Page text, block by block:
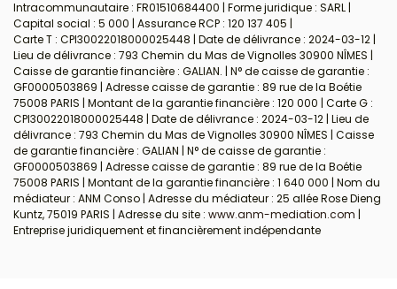
Intracommunautaire : FR01510684400 | Forme juridique : SARL |
Capital social : 5 000 | Assurance RCP : 120 137 405 |
Carte T : CPI30022018000025448 | Date de délivrance : 2024-03-12 |
Lieu de délivrance : 793 Chemin du Mas de Vignolles 30900 NÎMES |
Caisse de garantie financière : GALIAN. | N° de caisse de garantie :
GF0000503869 | Adresse caisse de garantie : 89 rue de la Boétie
75008 PARIS | Montant de la garantie financière : 120 000 | Carte G :
CPI30022018000025448 | Date de délivrance : 2024-03-12 | Lieu de
délivrance : 793 Chemin du Mas de Vignolles 30900 NÎMES | Caisse
de garantie financière : GALIAN | N° de caisse de garantie :
GF0000503869 | Adresse caisse de garantie : 89 rue de la Boétie
75008 PARIS | Montant de la garantie financière : 1 640 000 | Nom du
médiateur : ANM Conso | Adresse du médiateur : 25 allée Rose Dieng
Kuntz, 75019 PARIS | Adresse du site : www.anm-mediation.com |
Entreprise juridiquement et financièrement indépendante